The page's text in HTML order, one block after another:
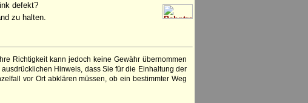
defekt?
zu halten.
Richtigkeit kann jedoch keine Gewähr übernommen
Hinweis, dass Sie für die Einhaltung der
vor Ort abklären müssen, ob ein bestimmter Weg